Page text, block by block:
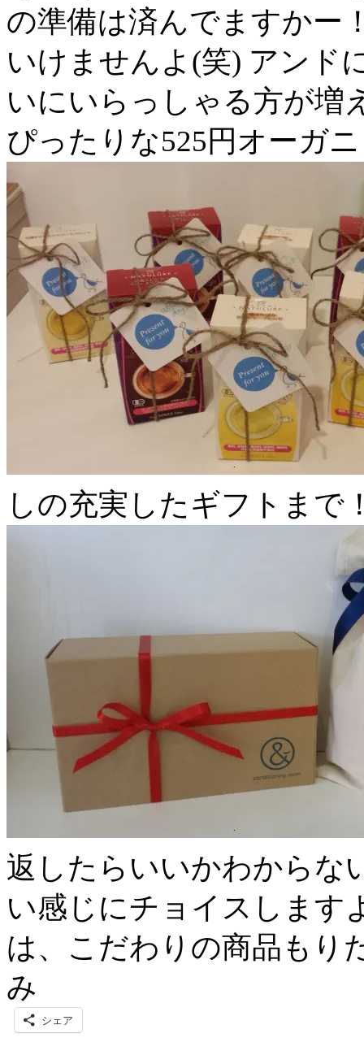
の準備は済んでますかー
いけませんよ(笑) アンド
いにいらっしゃる方が増
ぴったりな525円オーガ
しの充実したギフトまで
返したらいいかわから
い感じにチョイスします
は、こだわりの商品もり
み
シェア